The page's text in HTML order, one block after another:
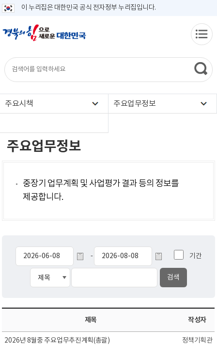
이 누리집은 대한민국 공식 전자정부 누리집입니다.
주요시책 주요업무정보
주요업무정보
중장기 업무계획 및 사업평가 결과 등의 정보를
제공합니다.
- 기간
제목 작성자
2026년 8월중 주요업무추진계획(총괄) 정책기획관